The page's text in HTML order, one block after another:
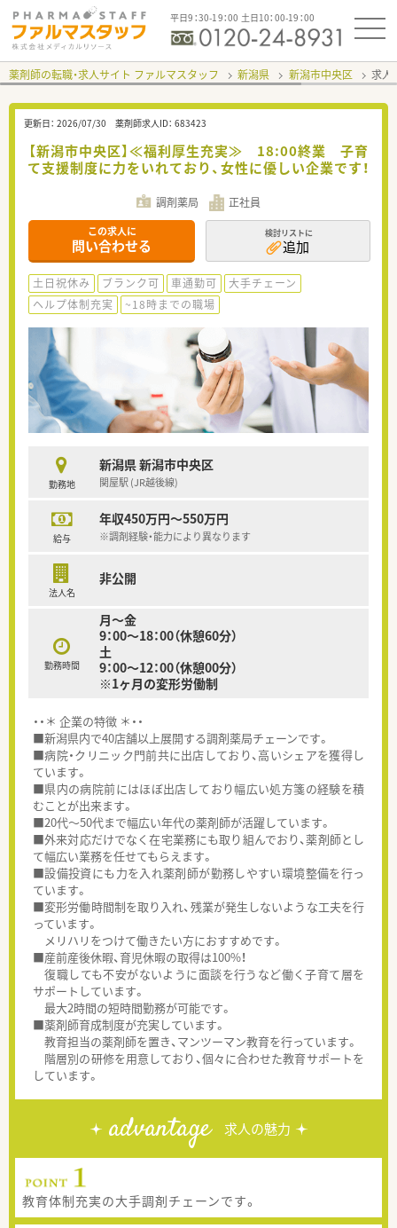
平日9：30-19：00 土日10：00-19：00
薬剤師の転職・求人サイト ファルマスタッフ 新潟県 新潟市中央区 求人
更新日： 2026/07/30 薬剤師求人ID： 683423
【新潟市中央区】≪福利厚生充実≫ 18:00終業 子育
て支援制度に力をいれており、女性に優しい企業です！
調剤薬局 正社員
この求人に
問い合わせる
検討リストに
追加
土日祝休み ブランク可 車通勤可
大手チェーン
ヘルプ体制充実
~18時までの職場
勤務地
新潟県 新潟市中央区
関屋駅 (JR越後線)
給与
年収450万円～550万円
※調剤経験・能力により異なります
法人名
非公開
勤務時間
月～金
9：00～18：00（休憩60分）
土
9：00～12：00（休憩00分）
※1ヶ月の変形労働制
・・＊ 企業の特徴 ＊・・
■新潟県内で40店舗以上展開する調剤薬局チェーンです。
■病院・クリニック門前共に出店しており、高いシェアを獲得し
ています。
■県内の病院前にはほぼ出店しており幅広い処方箋の経験を積
むことが出来ます。
■20代～50代まで幅広い年代の薬剤師が活躍しています。
■外来対応だけでなく在宅業務にも取り組んでおり、薬剤師とし
て幅広い業務を任せてもらえます。
■設備投資にも力を入れ薬剤師が勤務しやすい環境整備を行っ
ています。
■変形労働時間制を取り入れ、残業が発生しないような工夫を行
っています。
メリハリをつけて働きたい方におすすめです。
■産前産後休暇、育児休暇の取得は100%！
復職しても不安がないように面談を行うなど働く子育て層を
サポートしています。
最大2時間の短時間勤務が可能です。
■薬剤師育成制度が充実しています。
教育担当の薬剤師を置き、マンツーマン教育を行っています。
階層別の研修を用意しており、個々に合わせた教育サポートを
しています。
advantage 求人の魅力
教育体制充実の大手調剤チェーンです。